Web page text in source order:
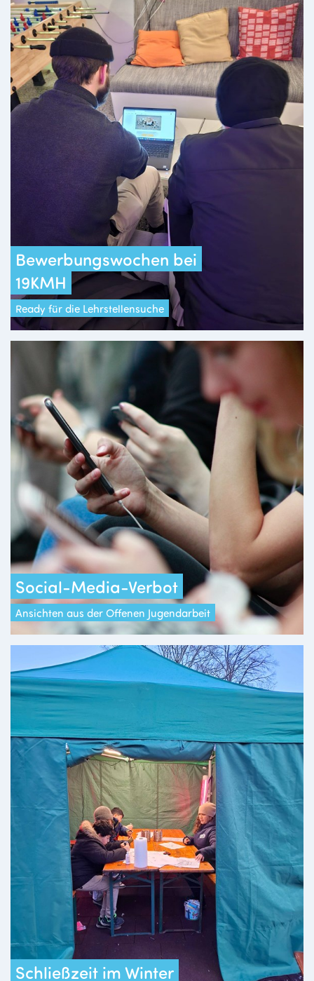
Bewerbungswochen bei
19KMH
Ready für die Lehrstellensuche
Social-Media-Verbot
Ansichten aus der Offenen Jugendarbeit
Schließzeit im Winter